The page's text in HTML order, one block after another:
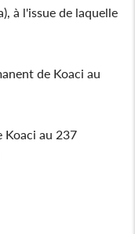
à l'issue de laquelle
de Koaci au
Koaci au 237